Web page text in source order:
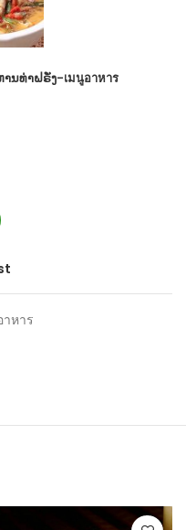
ານທ່າຝຣັ່ງ-เมนูอาหาร
หาร